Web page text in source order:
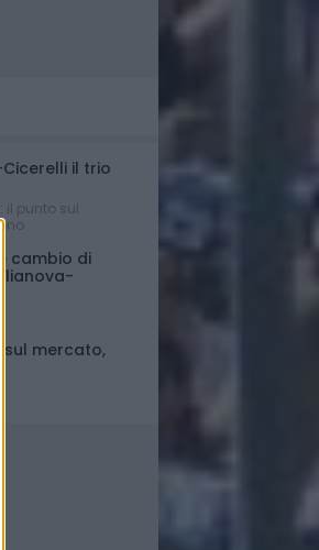
il trio
il punto sul
cambio di
sul mercato,